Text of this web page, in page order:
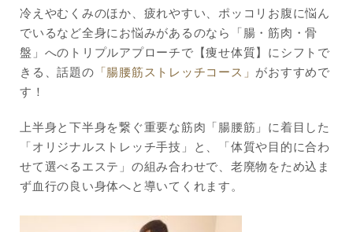
冷えやむくみのほか、疲れやすい、ポッコリお腹に悩ん
でいるなど全身にお悩みがあるのなら「腸・筋肉・骨
盤」へのトリプルアプローチで【痩せ体質】にシフトで
きる、話題の 「腸腰筋ストレッチコース」 がおすすめで
す！
上半身と下半身を繋ぐ重要な筋肉「腸腰筋」に着目した
「オリジナルストレッチ手技」と、「体質や目的に合わ
せて選べるエステ」の組み合わせで、老廃物をため込ま
ず血行の良い身体へと導いてくれます。